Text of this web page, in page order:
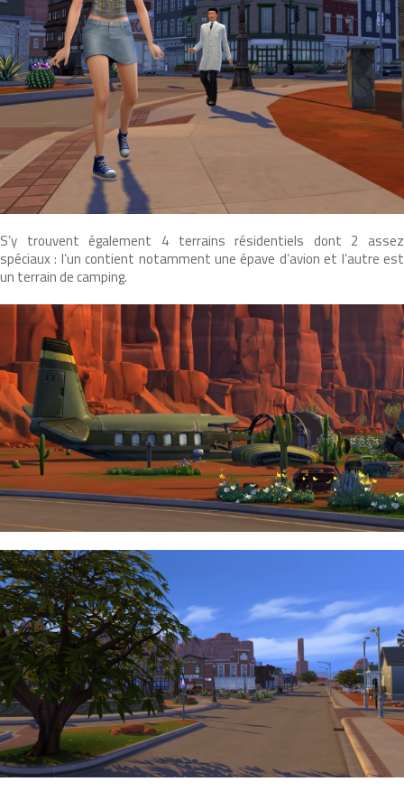
S’y trouvent également 4 terrains résidentiels dont 2 assez
spéciaux : l’un contient notamment une épave d’avion et l’autre est
un terrain de camping.